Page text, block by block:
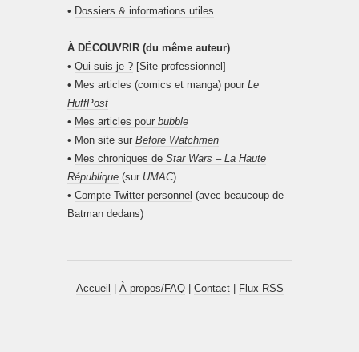
• Dossiers & informations utiles
À DÉCOUVRIR (du même auteur)
• Qui suis-je ? [Site professionnel]
• Mes articles (comics et manga) pour Le
HuffPost
• Mes articles pour bubble
• Mon site sur Before Watchmen
• Mes chroniques de Star Wars – La Haute
République (sur UMAC)
• Compte Twitter personnel (avec beaucoup de
Batman dedans)
Accueil À propos/FAQ| Contact| Flux RSS